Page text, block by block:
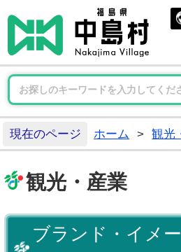
現在のページ ホーム > 観光
観光・産業
ブランド・イメ